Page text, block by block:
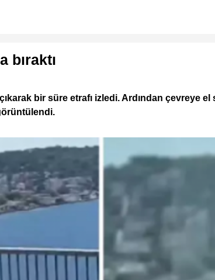
bıraktı
bir süre etrafı izledi. Ardından çevreye el